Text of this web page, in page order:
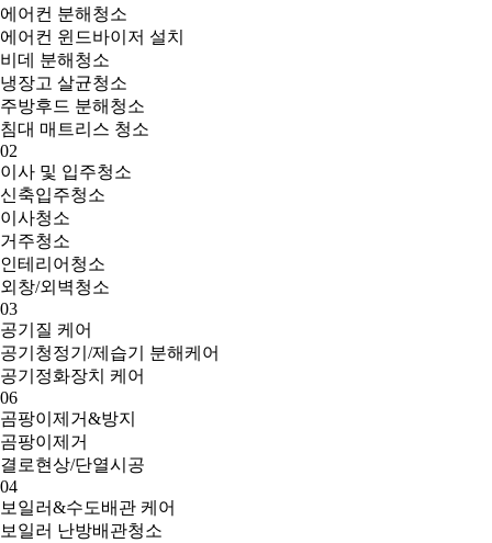
에어컨 분해청소
에어컨 윈드바이저 설치
비데 분해청소
냉장고 살균청소
주방후드 분해청소
침대 매트리스 청소
02
이사 및 입주청소
신축입주청소
이사청소
거주청소
인테리어청소
외창/외벽청소
03
공기질 케어
공기청정기/제습기 분해케어
공기정화장치 케어
06
곰팡이제거&방지
곰팡이제거
결로현상/단열시공
04
보일러&수도배관 케어
보일러 난방배관청소